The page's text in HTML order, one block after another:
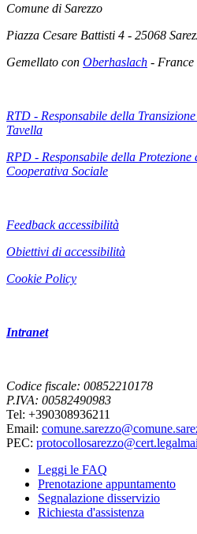
Comune di Sarezzo
Piazza Cesare Battisti 4 - 25068
Gemellato con Oberhaslach - France
RTD - Responsabile della
Tavella
RPD - Responsabile della
Cooperativa Sociale
Feedback accessibilità
Obiettivi di accessibilità
Cookie Policy
Intranet
Codice fiscale: 00852210178
P.IVA: 00582490983
Tel: +390308936211
Email:
PEC:
Leggi le FAQ
Prenotazione appuntamento
Segnalazione disservizio
Richiesta d'assistenza